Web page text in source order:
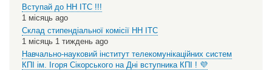
Вступай до НН ІТС !!!
1 місяць ago
Склад стипендіальної комісії НН ІТС
1 місяць 1 тиждень ago
Навчально-науковий інститут телекомунікаційних систем
КПІ ім. Ігоря Сікорського на Дні вступника КПІ ! 💜